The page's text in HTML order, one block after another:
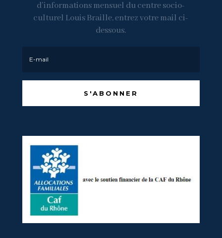
d’informations mensuel du centre socio-
culturel Louis Braille, entrez votre mail ci-
dessous.
S'ABONNER